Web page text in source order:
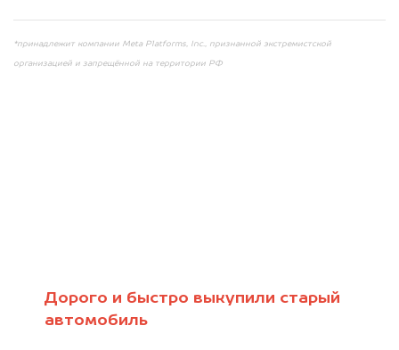
Дорого и быстро выкупили старый
автомобиль
*принадлежит компании Meta Platforms, Inc., признанной экстремистской
организацией и запрещённой на территории РФ
БЕСПЛАТНО